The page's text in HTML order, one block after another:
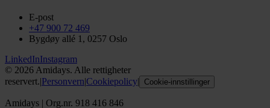
E-post
+47 900 72 469
Bygdøy allé 1, 0257 Oslo
LinkedInInstagram
© 2026Amidays. Alle rettigheter
reservert.|Personvern|Cookiepolicy| Cookie-innstillinger
Amidays | Org.nr. 918 416 846